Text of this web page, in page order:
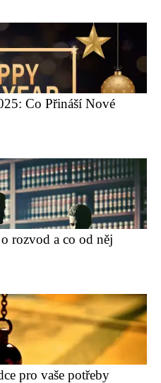
Co Přináší Nové
rozvod a co od něj
pro vaše potřeby